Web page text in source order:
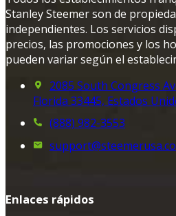
Stanley Steemer son de
independientes. Los servicios
precios, las promociones y los
pueden variar según el
2085 South Congress
Florida 33445, Estados
(888) 982-3553
Enlaces rápidos